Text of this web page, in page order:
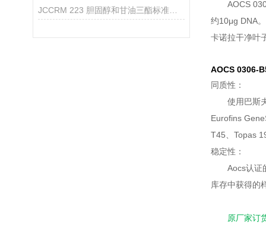
JCCRM 223 胆固醇和甘油三酯标准物质
AOCS
约10μg DNA
卡诺拉干净叶
AOCS 0306-
同质性：
使用巴斯
Eurofins
T45、Topas
稳定性：
Aocs认证
库存中获得的
原厂家订